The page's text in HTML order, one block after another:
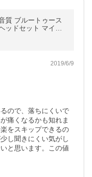
質 ブルートゥース
ッドセット マイク
機 ネックバンド式
安心】
2019/6/9
ので、落ちにくいで
痛くなるかも知れま
をスキップできるの
し聞きにくい気がし
と思います。この値